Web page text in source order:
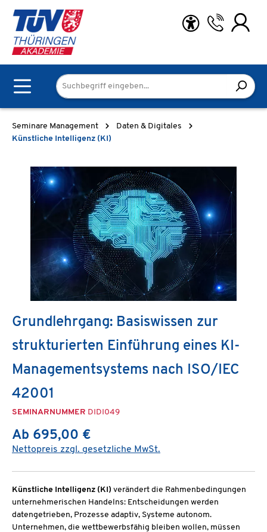
Zum Hauptinhalt springen
Seminare Management
Daten & Digitales
Künstliche Intelligenz (KI)
Bildergalerie überspringen
Grundlehrgang: Basiswissen zur
strukturierten Einführung eines KI-
Managementsystems nach ISO/IEC
42001
SEMINARNUMMER DIDI049
Ab 695,00 €
Nettopreis zzgl. gesetzliche MwSt.
Künstliche Intelligenz (KI) verändert die Rahmenbedingungen
unternehmerischen Handelns: Entscheidungen werden
datengetrieben, Prozesse adaptiv, Systeme autonom.
Unternehmen, die wettbewerbsfähig bleiben wollen, müssen